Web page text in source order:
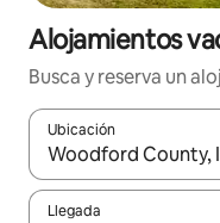
Alojamientos
Busca y reserva un
Ubicación
Cuando los
Llegada